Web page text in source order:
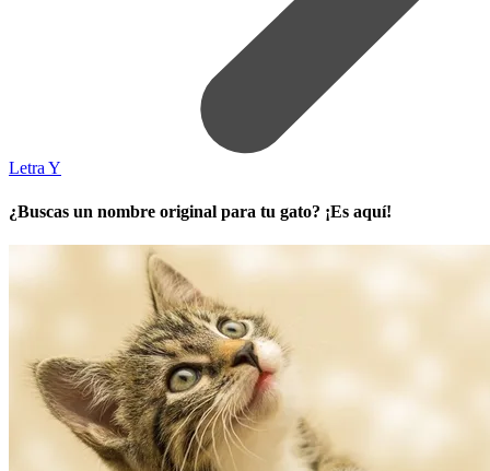
Letra Y
¿Buscas un nombre original para tu gato? ¡Es aquí!